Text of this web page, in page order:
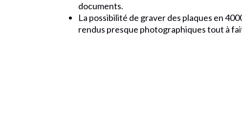
documents.
La possibilité de graver des plaques en
rendus presque photographiques tout à